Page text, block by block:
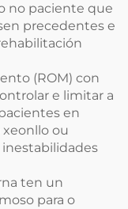
no paciente que
precedentes e
(ROM) con
e limitar a
en
ou
ten un
para o